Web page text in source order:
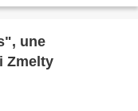
une
Zmelty